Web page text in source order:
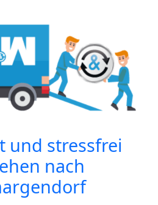
und stressfrei
nach